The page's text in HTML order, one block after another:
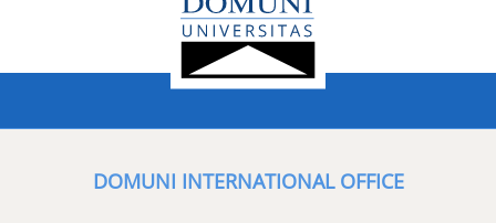
DOMUNI INTERNATIONAL OFFICE